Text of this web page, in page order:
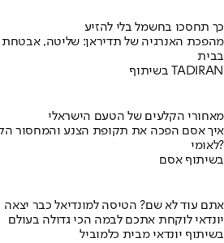
כך תחסכו בחשמל בלי להזיע
מהפכת האנרגיה של תדיראן: שליטה, אבטחת
בבית
בשיתוף TADIRAN
מאחורי הקלעים של הטעם הישראלי
לאומי?
בשיתוף אסם
אתם עוד לא שם? הטיסה למונדיאל כבר יצאה
יונדאי לוקחת אתכם לבמה הכי גדולה בעולם
בשיתוף יונדאי מבית כלמוביל